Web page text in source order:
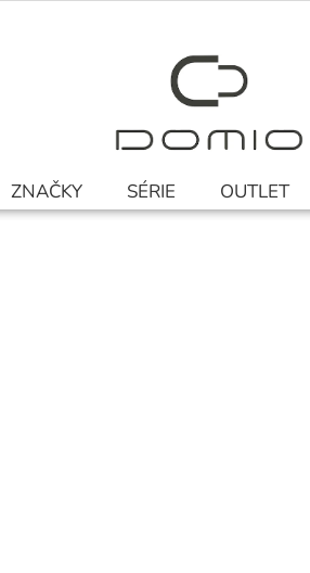
ZNAČKY SÉRIE OUTLET